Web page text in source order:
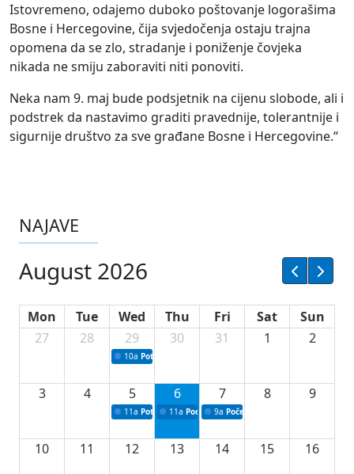
Istovremeno, odajemo duboko poštovanje logorašima
Bosne i Hercegovine, čija svjedočenja ostaju trajna
opomena da se zlo, stradanje i poniženje čovjeka
nikada ne smiju zaboraviti niti ponoviti.
Neka nam 9. maj bude podsjetnik na cijenu slobode, ali i
podstrek da nastavimo graditi pravednije, tolerantnije i
sigurnije društvo za sve građane Bosne i Hercegovine.“
NAJAVE
August 2026
Mon Tue Wed Thu Fri Sat
Sun
27
28 29
10a Potpisivanje ugovora sa neprofitnim
30 31 1 2
3 4 5
11a Potpisivanje ugovora o stipendijama za
6
11a Podrška razvoju vodne infrastrukture u
7
9a Početak izgradnje nove
8 9
10 11 12 13 14 15 16